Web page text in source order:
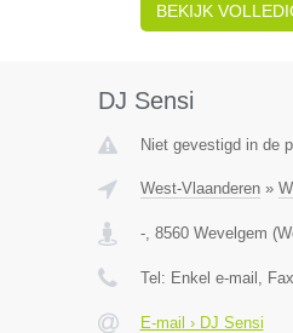
BEKIJK
DJ Sensi
Niet gevestigd in de
West-Vlaanderen»
-, 8560 Wevelgem (
Tel: Enkel e-mail ,
E-mail › DJ Sensi